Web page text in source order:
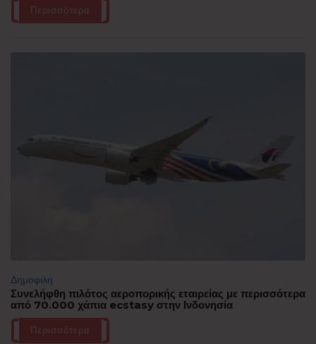
Περισσότερα
Δημοφιλή
Συνελήφθη πιλότος αεροπορικής εταιρείας με περισσότερα
από 70.000 χάπια ecstasy στην Ινδονησία
Περισσότερα